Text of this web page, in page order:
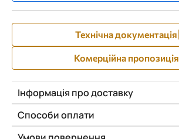
Технічна документація
Комерційна пропозиція
Інформація про доставку
Способи оплати